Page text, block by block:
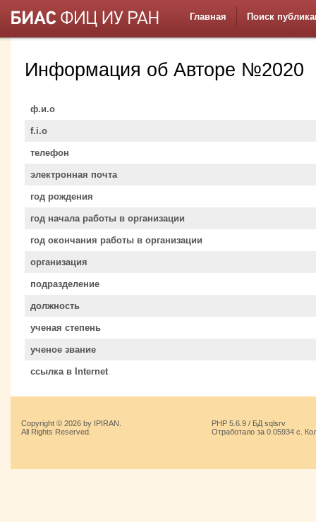
Главная Поиск
Информация об Авторе №2020
ф.и.о
f.i.o
телефон
электронная почта
год рождения
год начала работы в организации
год окончания работы в организации
организация
подразделение
должность
ученая степень
ученое звание
ссылка в Internet
Copyright © 2026 by IPIRAN.
All Rights Reserved.
PHP 5.6.9 / БД sqlsrv
Отработало за 0.05934 с.